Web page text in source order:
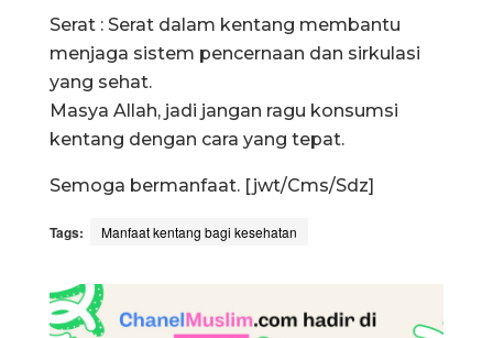
Serat : Serat dalam kentang membantu
menjaga sistem pencernaan dan sirkulasi
yang sehat.
Masya Allah, jadi jangan ragu konsumsi
kentang dengan cara yang tepat.
Semoga bermanfaat. [jwt/Cms/Sdz]
Tags: Manfaat kentang bagi kesehatan